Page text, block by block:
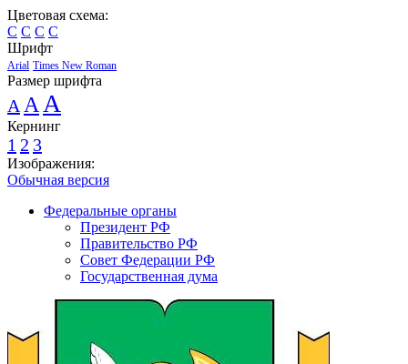
Цветовая схема:
C C C C
Шрифт
Arial Times New Roman
Размер шрифта
A A A
Кернинг
1 2 3
Изображения:
Обычная версия
Федеральные органы
Президент РФ
Правительство РФ
Совет Федерации РФ
Государственная дума